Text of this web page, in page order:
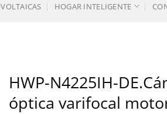
HOGAR INTELIGENTE
HWP-N4225IH-
óptica varifocal